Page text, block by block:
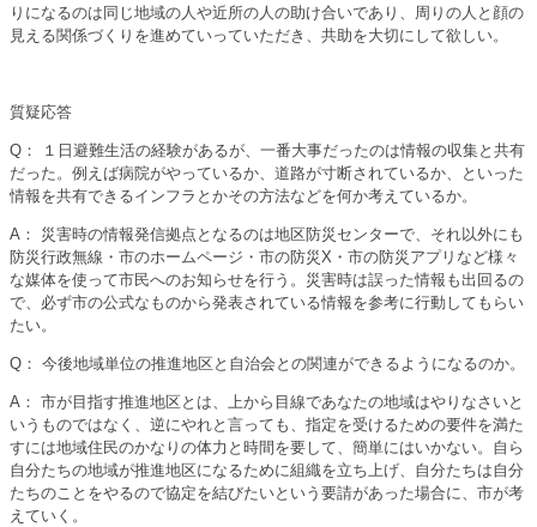
りになるのは同じ地域の人や近所の人の助け合いであり、周りの人と顔の
見える関係づくりを進めていっていただき、共助を大切にして欲しい。
質疑応答
Q： １日避難生活の経験があるが、一番大事だったのは情報の収集と共有
だった。例えば病院がやっているか、道路が寸断されているか、といった
情報を共有できるインフラとかその方法などを何か考えているか。
A： 災害時の情報発信拠点となるのは地区防災センターで、それ以外にも
防災行政無線・市のホームページ・市の防災X・市の防災アプリなど様々
な媒体を使って市民へのお知らせを行う。災害時は誤った情報も出回るの
で、必ず市の公式なものから発表されている情報を参考に行動してもらい
たい。
Q： 今後地域単位の推進地区と自治会との関連ができるようになるのか。
A： 市が目指す推進地区とは、上から目線であなたの地域はやりなさいと
いうものではなく、逆にやれと言っても、指定を受けるための要件を満た
すには地域住民のかなりの体力と時間を要して、簡単にはいかない。自ら
自分たちの地域が推進地区になるために組織を立ち上げ、自分たちは自分
たちのことをやるので協定を結びたいという要請があった場合に、市が考
えていく。